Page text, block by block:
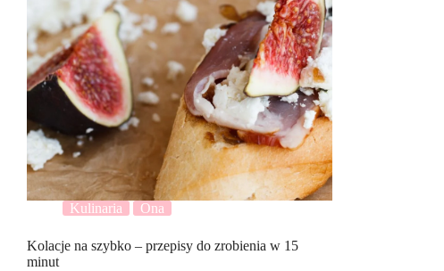
Kulinaria Ona
Kolacje na szybko – przepisy do zrobienia w 15
minut